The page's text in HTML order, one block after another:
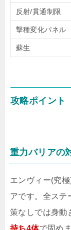
反射/貫通制限
撃種変化パネル
蘇生
攻略ポイント
重力バリアの
エンヴィー(究
アです。全ステ
策なしでは身動
持ち4体で固め